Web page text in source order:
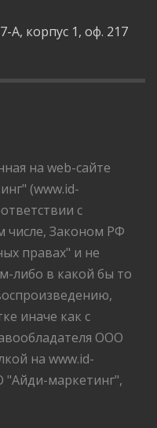
А, корпус 1, оф. 217
на web-сайте
(www.id-
с
числе, Законом РФ
правах" и не
либо в какой бы то
иначе как с
ООО
на www.id-
маркетинг",